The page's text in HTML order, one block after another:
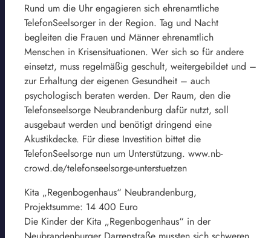
Rund um die Uhr engagieren sich ehrenamtliche
TelefonSeelsorger in der Region. Tag und Nacht
begleiten die Frauen und Männer ehrenamtlich
Menschen in Krisensituationen. Wer sich so für andere
einsetzt, muss regelmäßig geschult, weitergebildet und –
zur Erhaltung der eigenen Gesundheit – auch
psychologisch beraten werden. Der Raum, den die
Telefonseelsorge Neubrandenburg dafür nutzt, soll
ausgebaut werden und benötigt dringend eine
Akustikdecke. Für diese Investition bittet die
TelefonSeelsorge nun um Unterstützung. www.nb-
crowd.de/telefonseelsorge-unterstuetzen
Kita „Regenbogenhaus“ Neubrandenburg,
Projektsumme: 14 400 Euro
Die Kinder der Kita „Regenbogenhaus“ in der